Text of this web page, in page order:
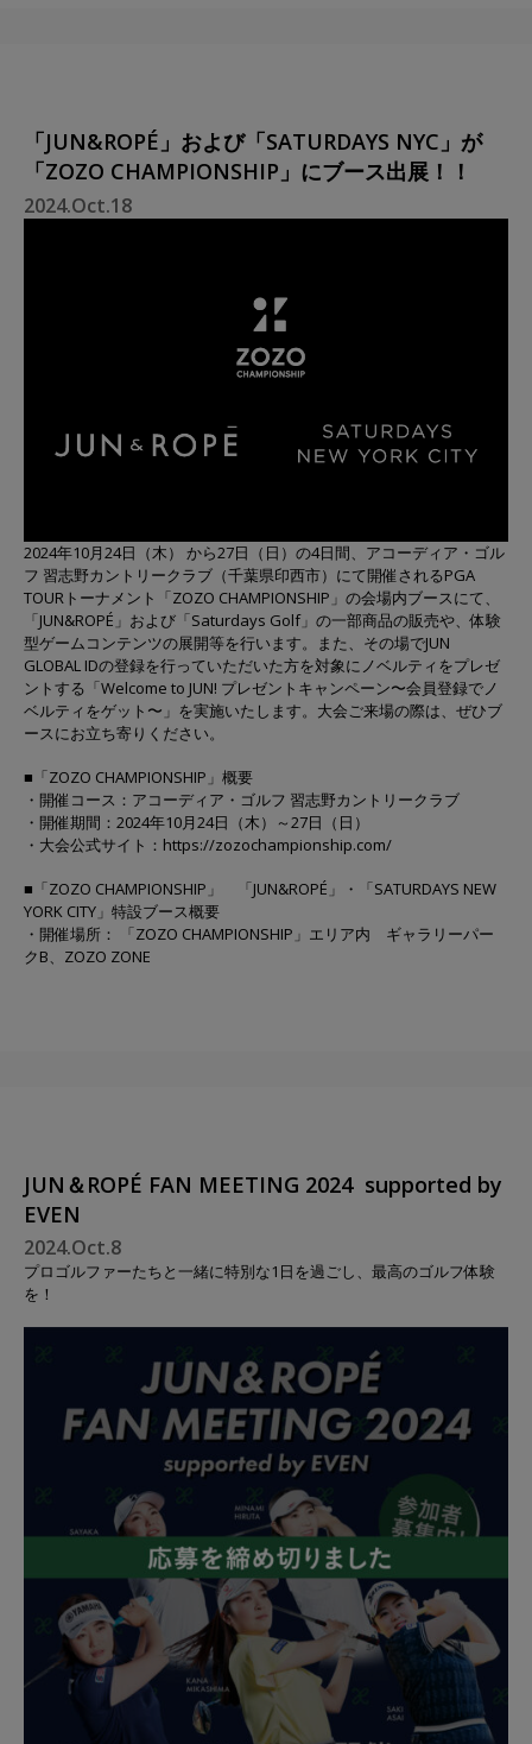
「JUN&ROPÉ」および「SATURDAYS NYC」が
「ZOZO CHAMPIONSHIP」にブース出展！！
2024.Oct.18
2024年10月24日（木） から27日（日）の4日間、アコーディア・ゴル
フ 習志野カントリークラブ（千葉県印西市）にて開催されるPGA
TOURトーナメント「ZOZO CHAMPIONSHIP」の会場内ブースにて、
「JUN&ROPÉ」および「Saturdays Golf」の一部商品の販売や、体験
型ゲームコンテンツの展開等を行います。また、その場でJUN
GLOBAL IDの登録を行っていただいた方を対象にノベルティをプレゼ
ントする「Welcome to JUN! プレゼントキャンペーン〜会員登録でノ
ベルティをゲット〜」を実施いたします。大会ご来場の際は、ぜひブ
ースにお立ち寄りください。
■「ZOZO CHAMPIONSHIP」概要
・開催コース：アコーディア・ゴルフ 習志野カントリークラブ
・開催期間：2024年10月24日（木）～27日（日）
・大会公式サイト： https://zozochampionship.com/
■「ZOZO CHAMPIONSHIP」 「JUN&ROPÉ」・「SATURDAYS NEW
YORK CITY」特設ブース概要
・開催場所： 「ZOZO CHAMPIONSHIP」エリア内 ギャラリーパー
クB、ZOZO ZONE
JUN＆ROPÉ FAN MEETING 2024 supported by
EVEN
2024.Oct.8
プロゴルファーたちと一緒に特別な1日を過ごし、最高のゴルフ体験
を！